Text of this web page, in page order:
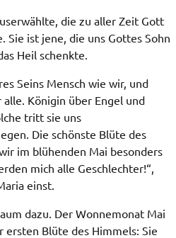
die zu aller Zeit Gott
ist jene, die uns Gottes Sohn
Heil schenkte.
Seins Mensch wie wir, und
Königin über Engel und
tritt sie uns
Die schönste Blüte des
im blühenden Mai besonders
mich alle Geschlechter!“,
einst.
dazu. Der Wonnemonat Mai
ersten Blüte des Himmels: Sie